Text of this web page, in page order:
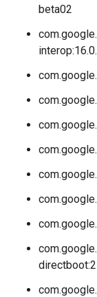
beta02